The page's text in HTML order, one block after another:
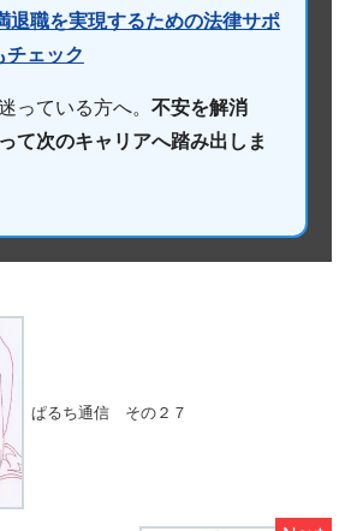
退職を実現するための法律サポ
チェック
っている方へ。 不安を解消
て次のキャリアへ踏み出しま
ぱるち通信 その２７